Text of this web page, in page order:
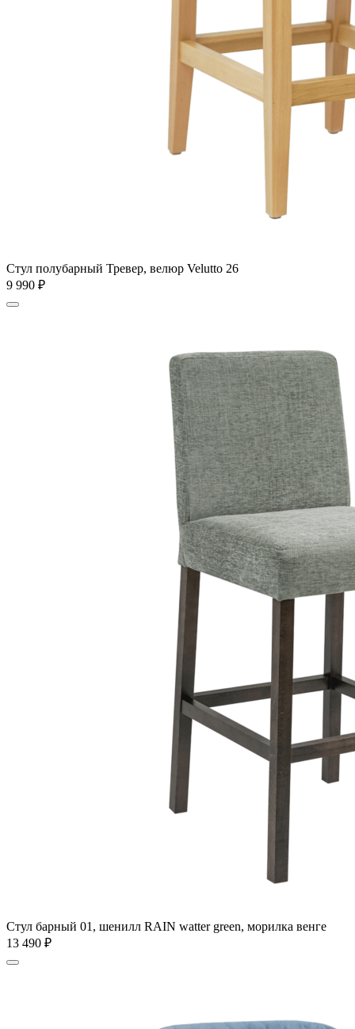
Стул полубарный Тревер, велюр Velutto 26
9 990 ₽
Стул барный 01, шенилл RAIN watter green, морилка венге
13 490 ₽